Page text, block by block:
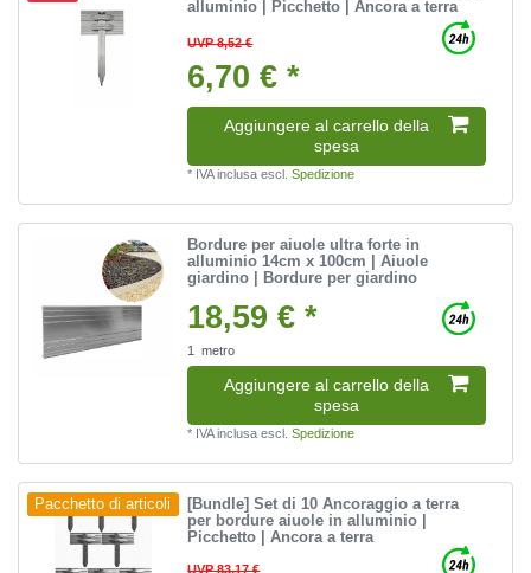
alluminio | Picchetto | Ancora a terra
UVP 8,52 €
6,70 € *
Aggiungere al carrello della
spesa
* IVA inclusa escl.Spedizione
Bordure per aiuole ultra forte in
alluminio 14cm x 100cm | Aiuole
giardino | Bordure per giardino
18,59 € *
1 metro
Aggiungere al carrello della
spesa
* IVA inclusa escl.Spedizione
Pacchetto di articoli
[Bundle] Set di 10 Ancoraggio a terra
per bordure aiuole in alluminio |
Picchetto | Ancora a terra
UVP 83,17 €